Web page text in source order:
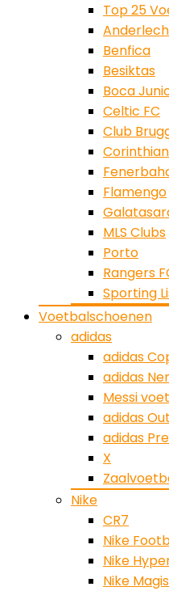
Top 25
Benfica
Besiktas
Boca
Celtic FC
Club
Flamengo
MLS Clubs
Porto
Rangers
Sporting
Voetbalschoenen
adidas
adidas
adidas
Messi
adidas
adidas
X
Nike
CR7
Nike
Nike
Nike